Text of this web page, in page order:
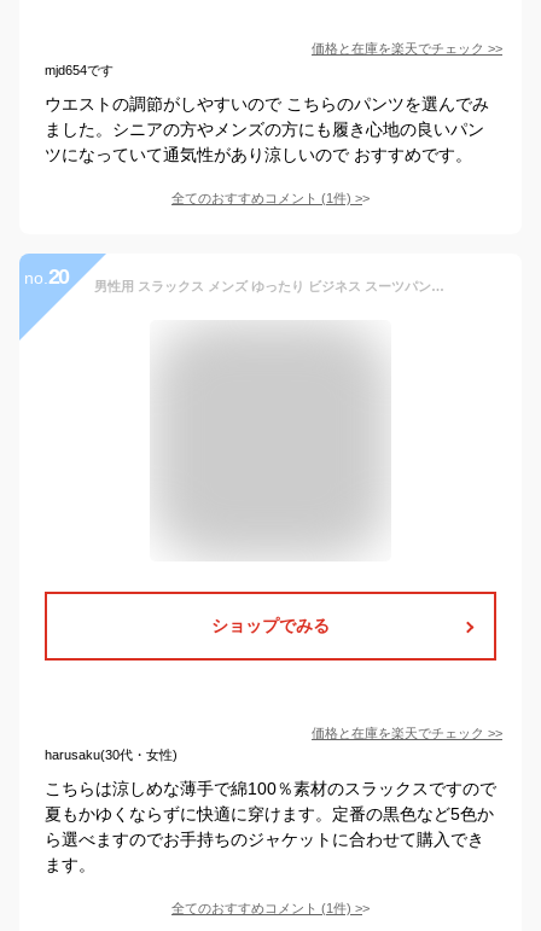
価格と在庫を楽天でチェック >>
mjd654です
ウエストの調節がしやすいので こちらのパンツを選んでみ
ました。シニアの方やメンズの方にも履き心地の良いパン
ツになっていて通気性があり涼しいので おすすめです。
全てのおすすめコメント (1件) >
no. 20 男性用 スラックス メンズ ゆったり ビジネス スーツパンツ 綿100％ パンツ 春夏用 薄手 ストレート ズボン カジュアルパンツ フォーマルスーツパンツ チノパン 大きいサイズ 黒 グレー ネイビー ベージュ ホワイト
ショップでみる
価格と在庫を楽天でチェック >>
harusaku(30代・女性)
こちらは涼しめな薄手で綿100％素材のスラックスですので
夏もかゆくならずに快適に穿けます。定番の黒色など5色か
ら選べますのでお手持ちのジャケットに合わせて購入でき
ます。
全てのおすすめコメント (1件) >